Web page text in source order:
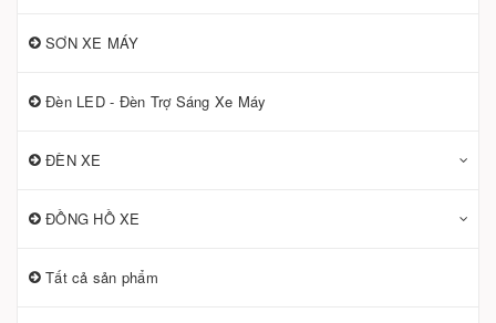
SƠN XE MÁY
Đèn LED - Đèn Trợ Sáng Xe Máy
ĐÈN XE
ĐỒNG HỒ XE
Tất cả sản phẩm